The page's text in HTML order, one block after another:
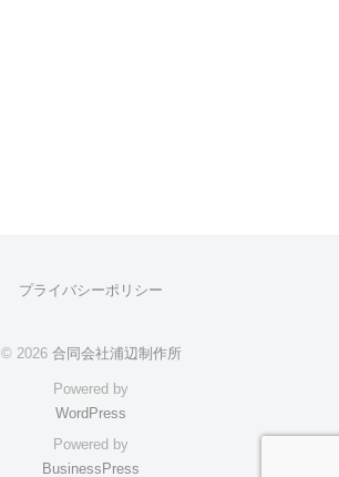
プライバシーポリシー
© 2026 合同会社浦辺制作所
Powered by
WordPress
Powered by
BusinessPress